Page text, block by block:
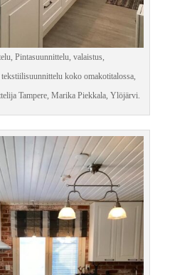
Pintasuunnittelu, valaistus,
koko omakotitalossa,
Tampere, Marika Piekkala, Ylöjärvi.